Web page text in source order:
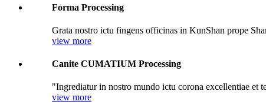
Forma Processing
Grata nostro ictu fingens officinas in KunShan prope
view more
Canite CUMATIUM Processing
"Ingrediatur in nostro mundo ictu corona excellentiae et
view more